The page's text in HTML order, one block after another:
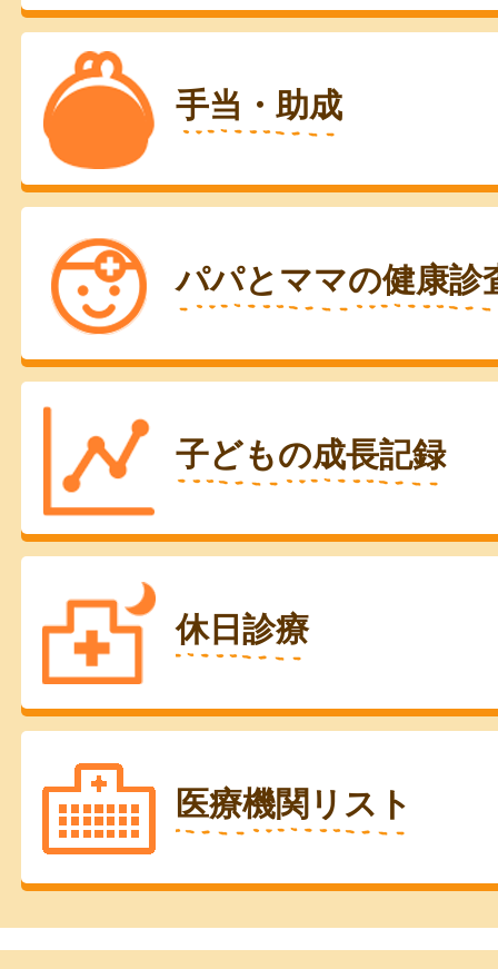
手当・助成
パパとママの健康診
子どもの成長記録
休日診療
医療機関リスト